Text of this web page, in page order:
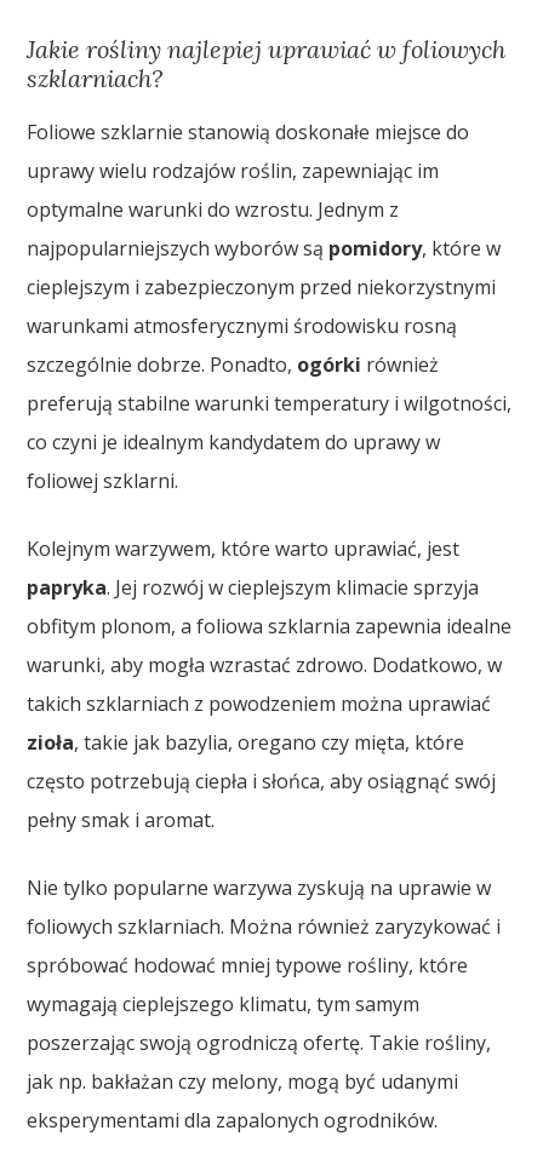
Jakie rośliny najlepiej uprawiać w foliowych
szklarniach?
Foliowe szklarnie stanowią doskonałe miejsce do
uprawy wielu rodzajów roślin, zapewniając im
optymalne warunki do wzrostu. Jednym z
najpopularniejszych wyborów są pomidory, które w
cieplejszym i zabezpieczonym przed niekorzystnymi
warunkami atmosferycznymi środowisku rosną
szczególnie dobrze. Ponadto, ogórki również
preferują stabilne warunki temperatury i wilgotności,
co czyni je idealnym kandydatem do uprawy w
foliowej szklarni.
Kolejnym warzywem, które warto uprawiać, jest
papryka. Jej rozwój w cieplejszym klimacie sprzyja
obfitym plonom, a foliowa szklarnia zapewnia idealne
warunki, aby mogła wzrastać zdrowo. Dodatkowo, w
takich szklarniach z powodzeniem można uprawiać
zioła, takie jak bazylia, oregano czy mięta, które
często potrzebują ciepła i słońca, aby osiągnąć swój
pełny smak i aromat.
Nie tylko popularne warzywa zyskują na uprawie w
foliowych szklarniach. Można również zaryzykować i
spróbować hodować mniej typowe rośliny, które
wymagają cieplejszego klimatu, tym samym
poszerzając swoją ogrodniczą ofertę. Takie rośliny,
jak np. bakłażan czy melony, mogą być udanymi
eksperymentami dla zapalonych ogrodników.